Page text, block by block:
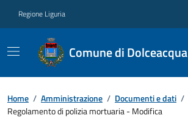
Regione Liguria
Comune di Dolceacqua
Home / Amministrazione / Documenti e dati /
Regolamento di polizia mortuaria - Modifica